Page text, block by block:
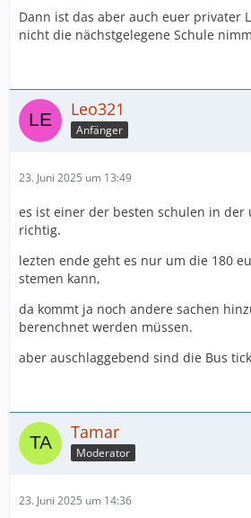
Dann ist das aber auch euer privater
nicht die nächstgelegene Schule
Leo321
Anfänger
23. Juni 2025 um 13:49
es ist einer der besten schulen in der
richtig.
lezten ende geht es nur um die 180
stemen kann,
da kommt ja noch andere sachen
berenchnet werden müssen.
aber auschlaggebend sind die Bus
Tamar
Moderator
23. Juni 2025 um 14:36